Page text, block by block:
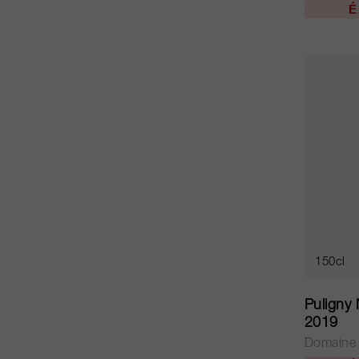
150cl
Puligny
2019